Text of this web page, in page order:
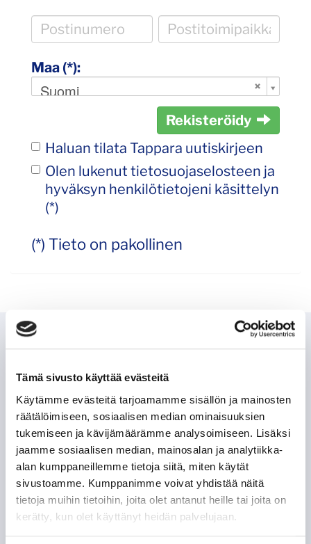
Tämä sivusto käyttää evästeitä
Käytämme evästeitä tarjoamamme sisällön ja mainosten
räätälöimiseen, sosiaalisen median ominaisuuksien
tukemiseen ja kävijämäärämme analysoimiseen. Lisäksi
jaamme sosiaalisen median, mainosalan ja analytiikka-
alan kumppaneillemme tietoja siitä, miten käytät
sivustoamme. Kumppanimme voivat yhdistää näitä
tietoja muihin tietoihin, joita olet antanut heille tai joita on
kerätty, kun olet käyttänyt heidän palvelujaan.
Maa (*):
Suomi
Rekisteröidy
Haluan tilata Tappara uutiskirjeen
Olen lukenut tietosuojaselosteen ja
hyväksyn henkilötietojeni käsittelyn
(*)
(*) Tieto on pakollinen